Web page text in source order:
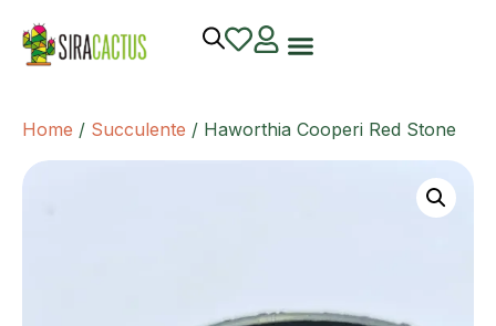
Home / Succulente / Haworthia Cooperi Red Stone